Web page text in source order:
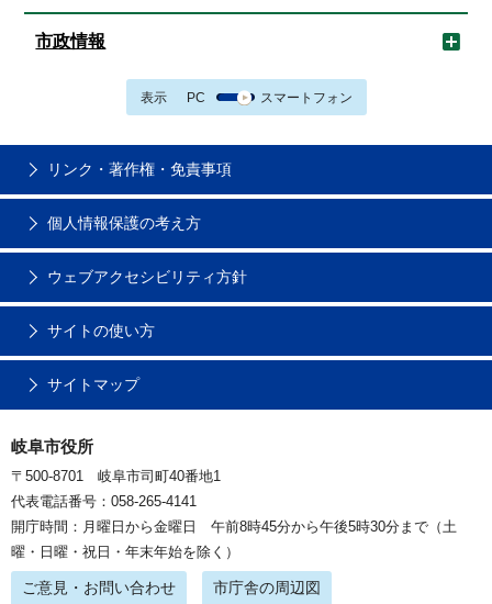
市政情報
表示 PC スマートフォン
リンク・著作権・免責事項
個人情報保護の考え方
ウェブアクセシビリティ方針
サイトの使い方
サイトマップ
岐阜市役所
〒500-8701 岐阜市司町40番地1
代表電話番号：058-265-4141
開庁時間：月曜日から金曜日 午前8時45分から午後5時30分まで（土
曜・日曜・祝日・年末年始を除く）
ご意見・お問い合わせ 市庁舎の周辺図